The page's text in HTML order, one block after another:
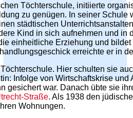
Töchterschule, initiierte
zu genügen. In seiner
städtischen
Kind in sich aufnehmen und
einheitliche Erziehung und
erreichte er in
Hier schulten sie
Infolge von Wirtschaftskrise
war. Danach übte sie
Straße. Als 1938 den
Wohnungen.